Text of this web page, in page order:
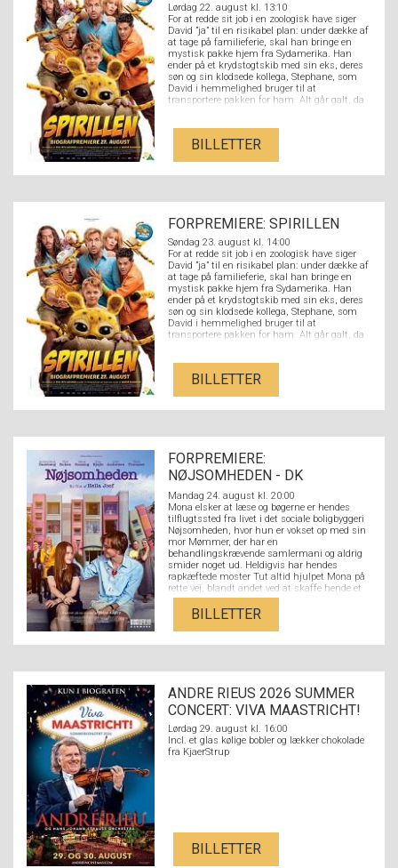
Lørdag 22. august kl. 13:10
For at redde sit job i en zoologisk have siger
David ”ja” til en risikabel plan: under dække af
at tage på familieferie, skal han bringe en
mystisk pakke hjem fra Sydamerika. Han
ender på et krydstogtskib med sin eks, deres
søn og sin klodsede kollega, Stephane, som
David i hemmelighed bruger til at
transportere pakken for ham. Alt går galt, da
og deres tur forvandles til et fuldstændigt
BILLETTER
FORPREMIERE: SPIRILLEN
Søndag 23. august kl. 14:00
For at redde sit job i en zoologisk have siger
David ”ja” til en risikabel plan: under dække af
at tage på familieferie, skal han bringe en
mystisk pakke hjem fra Sydamerika. Han
ender på et krydstogtskib med sin eks, deres
søn og sin klodsede kollega, Stephane, som
David i hemmelighed bruger til at
transportere pakken for ham. Alt går galt, da
og deres tur forvandles til et fuldstændigt
BILLETTER
FORPREMIERE:
NØJSOMHEDEN - DK
UNDERTEKSTER
Mandag 24. august kl. 20:00
Mona elsker at læse og bøgerne er hendes
tilflugtssted fra livet i det sociale boligbyggeri
Nøjsomheden, hvor hun er vokset op med sin
mor Mømmer, der har en
behandlingskrævende samlermani og aldrig
smider noget ud. Heldigvis har hendes
rapkæftede moster Tut altid hjulpet Mona på
rette vej, blandt andet ved at skaffe hende et
job i den lokale boghandel. Her møder hun den
litteraturstuderende Nikolaj fra den fine ende
af byen, og de forelsker sig hovedkulds. Men
der er langt fra Nikolajs kulturradikale
overklassebaggrund med hørfester og
flaskeøl og et par på hatten på den lokale
kærligheden sejre på tværs af Strandvejen,
eller er forskellen mellem dem for stor?
BILLETTER
ANDRE RIEUS 2026 SUMMER
CONCERT: VIVA MAASTRICHT!
Lørdag 29. august kl. 16:00
Incl. et glas kølige bobler og lækker chokolade
fra KjaerStrup
BILLETTER